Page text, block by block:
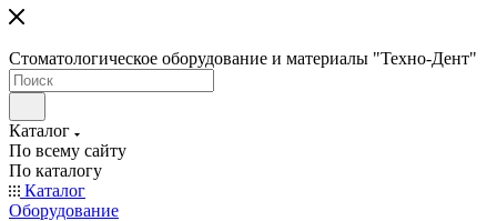
Стоматологическое оборудование и материалы "Техно-Дент"
Каталог
По всему сайту
По каталогу
Каталог
Оборудование